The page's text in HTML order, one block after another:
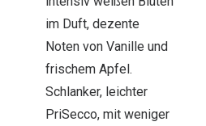
im Duft, dezente
Noten von Vanille und
frischem Apfel.
Schlanker, leichter
PriSecco, mit weniger